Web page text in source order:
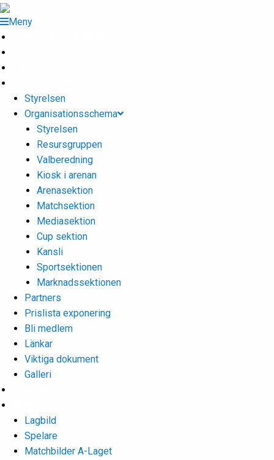
Meny
Styrelsen
Organisationsschema
Styrelsen
Resursgruppen
Valberedning
Kiosk i arenan
Arenasektion
Matchsektion
Mediasektion
Cup sektion
Kansli
Sportsektionen
Marknadssektionen
Partners
Prislista exponering
Bli medlem
Länkar
Viktiga dokument
Galleri
Lagbild
Spelare
Matchbilder A-Laget